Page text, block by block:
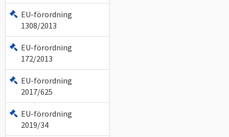
EU-förordning
1308/2013
EU-förordning
172/2013
EU-förordning
2017/625
EU-förordning
2019/34